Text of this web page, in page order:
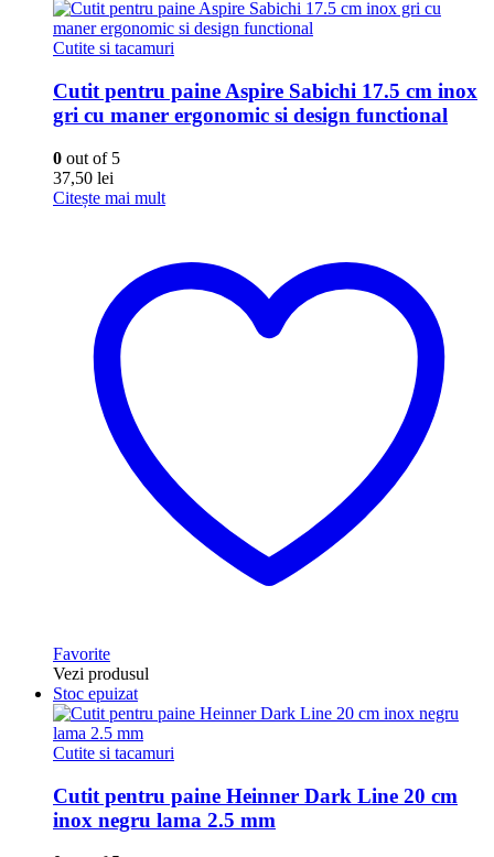
Cutite si tacamuri
Cutit pentru paine Aspire Sabichi 17.5 cm inox
gri cu maner ergonomic si design functional
0 out of 5
37,50 lei
Citește mai mult
Favorite
Vezi produsul
Stoc epuizat
Cutite si tacamuri
Cutit pentru paine Heinner Dark Line 20 cm
inox negru lama 2.5 mm